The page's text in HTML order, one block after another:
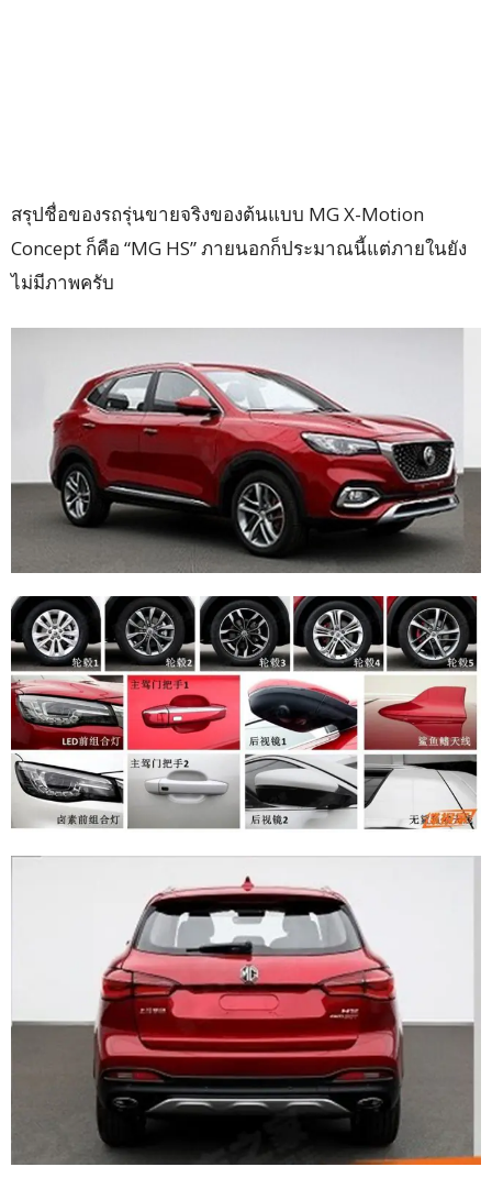
สรุปชื่อของรถรุ่นขายจริงของต้นแบบ MG X-Motion
Concept ก็คือ “MG HS” ภายนอกก็ประมาณนี้แต่ภายในยัง
ไม่มีภาพครับ